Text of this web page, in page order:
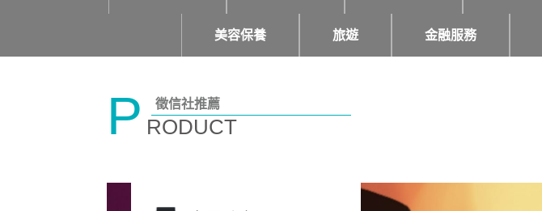
美容保養 旅遊 金融服務
P RODUCT
徵信社推薦